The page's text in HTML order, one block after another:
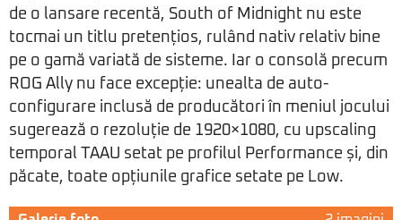
de o lansare recentă, South of Midnight nu este
tocmai un titlu pretențios, rulând nativ relativ bine
pe o gamă variată de sisteme. Iar o consolă precum
ROG Ally nu face excepție: unealta de auto-
configurare inclusă de producători în meniul jocului
sugerează o rezoluție de 1920×1080, cu upscaling
temporal TAAU setat pe profilul Performance și, din
păcate, toate opțiunile grafice setate pe Low.